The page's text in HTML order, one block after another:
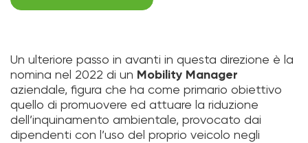
Un ulteriore passo in avanti in questa direzione è la
nomina nel 2022 di un Mobility Manager
aziendale, figura che ha come primario obiettivo
quello di promuovere ed attuare la riduzione
dell’inquinamento ambientale, provocato dai
dipendenti con l’uso del proprio veicolo negli